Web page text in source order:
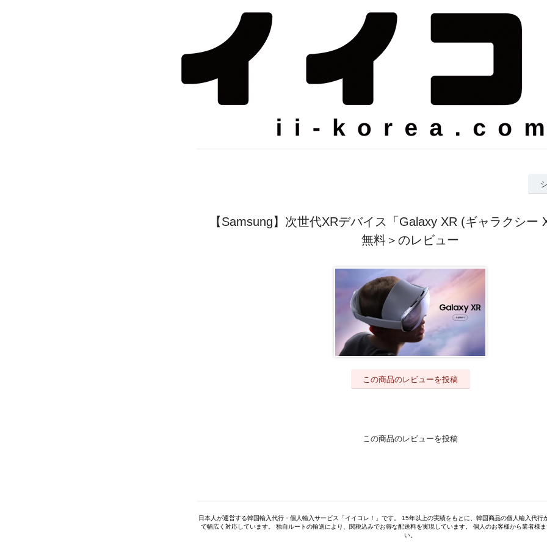
【Samsung】次世代XRデバイス「Galaxy XR (ギャラクシー
無料＞のレビュー
この商品のレビューを投稿
この商品のレビューを投稿
日本人が運営する韓国輸入代行・個人輸入サービス「イイコレ！」です。 15年以上の実績をもとに、韓国商品の個人輸入代行
で幅広く対応しています。 独自ルートの輸送により、関税込みでお得な配送料を実現しています。 個人のお客様から業者様
い。